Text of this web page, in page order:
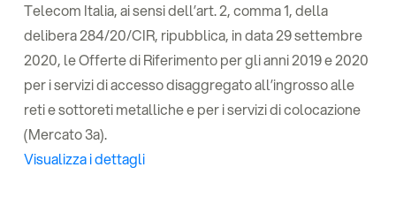
Telecom Italia, ai sensi dell’art. 2, comma 1, della
delibera 284/20/CIR, ripubblica, in data 29 settembre
2020, le Offerte di Riferimento per gli anni 2019 e 2020
per i servizi di accesso disaggregato all’ingrosso alle
reti e sottoreti metalliche e per i servizi di colocazione
(Mercato 3a).
Visualizza i dettagli